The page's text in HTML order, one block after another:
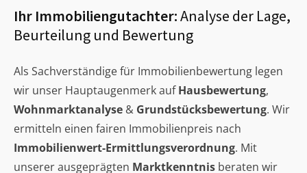
Ihr Immobiliengutachter:Analyse der Lage,
Beurteilung und Bewertung
Als Sachverständige für Immobilienbewertung legen
wir unser Hauptaugenmerk aufHausbewertung,
Wohnmarktanalyse & Grundstücksbewertung. Wir
ermitteln einen fairen Immobilienpreis nach
Immobilienwert-Ermittlungsverordnung. Mit
unserer ausgeprägten Marktkenntnis beraten wir